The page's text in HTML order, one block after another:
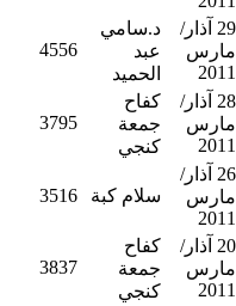
29 آذار/
مارس
2011
د.سامي
عبد
الحميد
4556
28 آذار/
مارس
2011
كفاح
جمعة
كنجي
3795
26 آذار/
مارس
2011
سلام كبة 3516
20 آذار/
مارس
2011
كفاح
جمعة
كنجي
3837